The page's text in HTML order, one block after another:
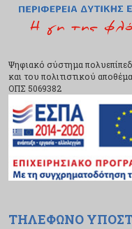
Ψηφιακό σύστημα
και του πολιτιστικού
ΟΠΣ 5069382
ΤΗΛΕΦΩΝΟ